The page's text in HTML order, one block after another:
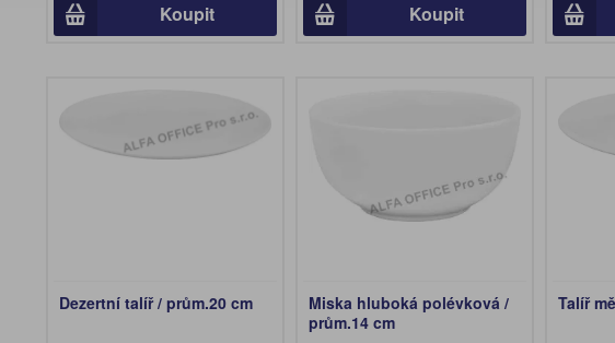
Koupit Koupit
Dezertní talíř / prům.20 cm
Miska hluboká polévková /
prům.14 cm
Talíř